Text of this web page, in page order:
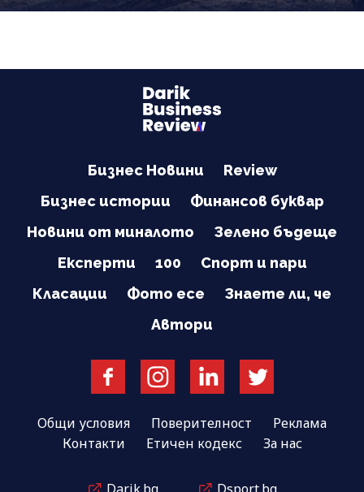
Бизнес Новини
Review
Бизнес истории
Финансов буквар
Новини от миналото
Зелено бъдеще
Експерти
100
Спорт и пари
Класации
Фото есе
Знаете ли, че
Автори
Общи условия Поверителност
Реклама
Контакти
Етичен кодекс За нас